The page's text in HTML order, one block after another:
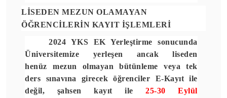
LİSEDEN MEZUN OLAMAYAN
ÖĞRENCİLERİN KAYIT İŞLEMLERİ
2024 YKS EK Yerleştirme sonucunda
Üniversitemize yerleşen ancakliseden
henüz
mezun olmayan bütünleme veya tek
ders sınavına girecek öğrenciler E-Kayıt ile
değil, şahsen kayıt ile
25-30 Eylül